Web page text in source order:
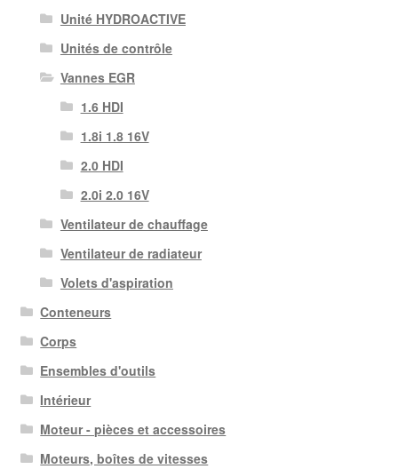
Unité HYDROACTIVE
Unités de contrôle
Vannes EGR
1.6 HDI
1.8i 1.8 16V
2.0 HDI
2.0i 2.0 16V
Ventilateur de chauffage
Ventilateur de radiateur
Volets d'aspiration
Conteneurs
Corps
Ensembles d'outils
Intérieur
Moteur - pièces et accessoires
Moteurs, boîtes de vitesses